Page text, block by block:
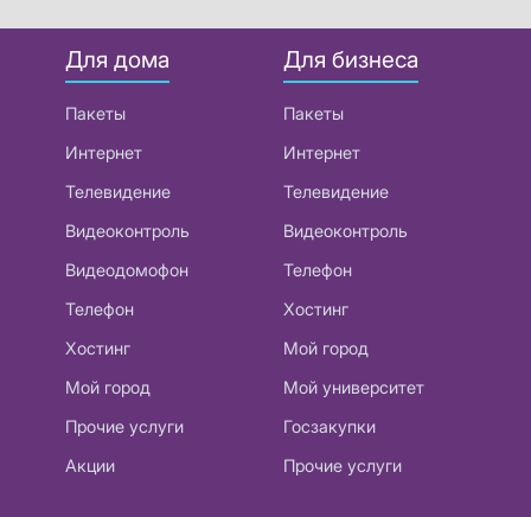
Для дома
Пакеты
Интернет
Телевидение
Видеоконтроль
Видеодомофон
Телефон
Хостинг
Мой город
Прочие услуги
Акции
Для бизнеса
Пакеты
Интернет
Телевидение
Видеоконтроль
Телефон
Хостинг
Мой город
Мой университет
Госзакупки
Прочие услуги